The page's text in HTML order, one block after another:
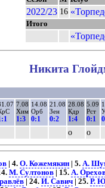
2022/23 16
Итого
Никита
7.08
Хим
1:3
14.08
Орб
0:1
21.08
Зен
0:2
28.08
Кдр
1:4
5.09
Рст
0:1
о о
| 4. О. Кожемякин| 5. А.
М. Султонов| 15. А.
| 24. И. Савич| 25. Р.